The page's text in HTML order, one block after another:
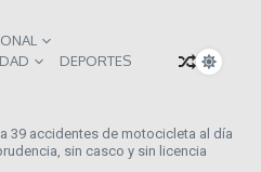
DEPORTES
39 accidentes de motocicleta al día
sin casco y sin licencia